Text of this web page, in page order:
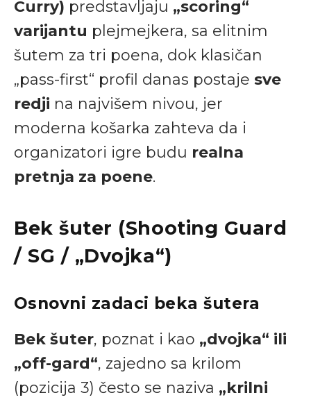
Curry) predstavljaju „scoring“
varijantu plejmejkera, sa elitnim
šutem za tri poena, dok klasičan
„pass-first“ profil danas postaje sve
redji na najvišem nivou, jer
moderna košarka zahteva da i
organizatori igre budu realna
pretnja za poene.
Bek šuter (Shooting Guard
/ SG / „Dvojka“)
Osnovni zadaci beka šutera
Bek šuter, poznat i kao „dvojka“ ili
„off-gard“, zajedno sa krilom
(pozicija 3) često se naziva „krilni